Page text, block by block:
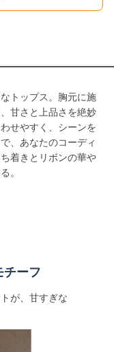
トップス。胸元に施
甘さと上品さを絶妙
せやすく、シーンを
、あなたのコーディ
着きとリボンの華や
。
チーフ
が、甘すぎな